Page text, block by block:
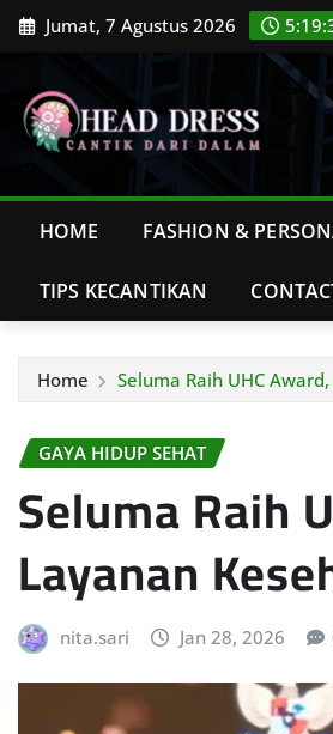
Skip Jumat, 7 Agustus 2026
HOME FASHION &
TIPS KECANTIKAN
Home Seluma Raih UHC
GAYA HIDUP SEHAT
Seluma Raih
Layanan
nita.sari Jan 28, 2026